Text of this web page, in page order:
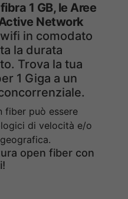
1 GB, le Aree
Network
in comodato
la durata
Trova la tua
1 Giga a un
fiber può essere
di velocità e/o
open fiber con